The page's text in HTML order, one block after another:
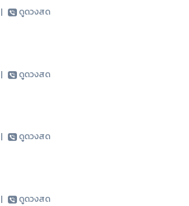
| ดูดวงสด
| ดูดวงสด
| ดูดวงสด
| ดูดวงสด